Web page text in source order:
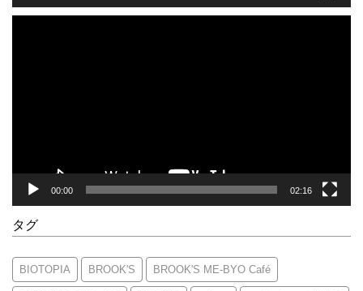
00:00 02:16
タグ
BIOTOPIA BROOK'S BROOK'S ME-BYO Café